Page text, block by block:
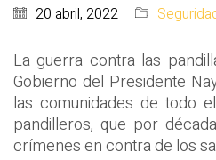
20 abril, 2022
La guerra contra las
Gobierno del Presidente
las comunidades de todo
pandilleros, que por
crímenes en contra de los